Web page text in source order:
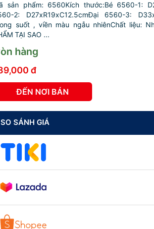
sản phẩm: 6560Kích thước:Bé 6560-1:
2: D27xR19xC12.5cmĐại 6560-3:
suốt , viền màu ngẫu nhiênChất liệu:
TẠI SAO ...
hàng
đ
ĐẾN NƠI BÁN
SO SÁNH GIÁ